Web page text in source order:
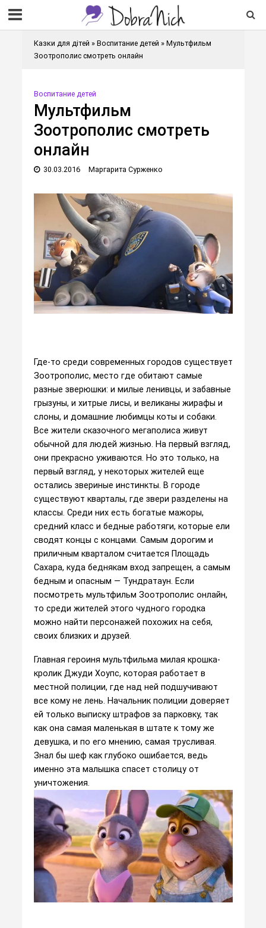
Казки для дітей » Воспитание детей » Мультфильм
Зоотрополис смотреть онлайн
Воспитание детей
Мультфильм
Зоотрополис смотреть
онлайн
30.03.2016 Маргарита Сурженко
Где-то среди современных городов существует
Зоотрополис, место где обитают самые
разные зверюшки: и милые ленивцы, и забавные
грызуны, и хитрые лисы, и великаны жирафы и
слоны, и домашние любимцы коты и собаки.
Все жители сказочного мегаполиса живут
обычной для людей жизнью. На первый взгляд,
они прекрасно уживаются. Но это только, на
первый взгляд, у некоторых жителей еще
остались звериные инстинкты. В городе
существуют кварталы, где звери разделены на
классы. Среди них есть богатые мажоры,
средний класс и бедные работяги, которые ели
сводят концы с концами. Самым дорогим и
приличным кварталом считается Площадь
Сахара, куда беднякам вход запрещен, а самым
бедным и опасным — Тундратаун. Если
посмотреть мультфильм Зоотрополис онлайн,
то среди жителей этого чудного городка
можно найти персонажей похожих на себя,
своих близких и друзей.
Главная героиня мультфильма милая крошка-
кролик Джуди Хоупс, которая работает в
местной полиции, где над ней подшучивают
все кому не лень. Начальник полиции доверяет
ей только выписку штрафов за парковку, так
как она самая маленькая в штате к тому же
девушка, и по его мнению, самая трусливая.
Знал бы шеф как глубоко ошибается, ведь
именно эта малышка спасет столицу от
уничтожения.